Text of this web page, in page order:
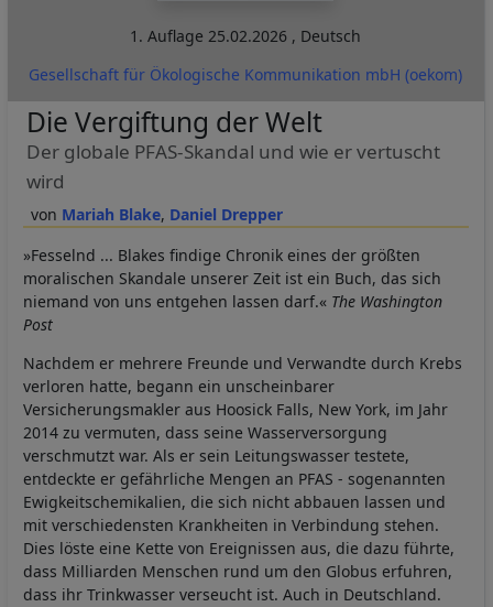
1. Auflage25.02.2026 , Deutsch
Gesellschaft für Ökologische Kommunikation mbH (oekom)
Mariah Blake Daniel Drepper
Die Vergiftung der Welt
Der globale PFAS-Skandal und wie er vertuscht
wird
»Fesselnd ... Blakes findige Chronik eines der größten
moralischen Skandale unserer Zeit ist ein Buch, das sich
niemand von uns entgehen lassen darf.« The Washington
Post
Nachdem er mehrere Freunde und Verwandte durch Krebs
verloren hatte, begann ein unscheinbarer
Versicherungsmakler aus Hoosick Falls, New York, im Jahr
2014 zu vermuten, dass seine Wasserversorgung
verschmutzt war. Als er sein Leitungswasser testete,
entdeckte er gefährliche Mengen an PFAS - sogenannten
Ewigkeitschemikalien, die sich nicht abbauen lassen und
mit verschiedensten Krankheiten in Verbindung stehen.
Dies löste eine Kette von Ereignissen aus, die dazu führte,
dass Milliarden Menschen rund um den Globus erfuhren,
dass ihr Trinkwasser verseucht ist. Auch in Deutschland.